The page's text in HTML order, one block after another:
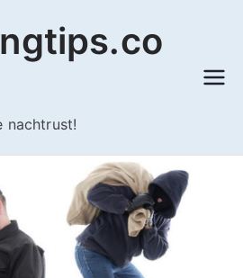
nachtrust!